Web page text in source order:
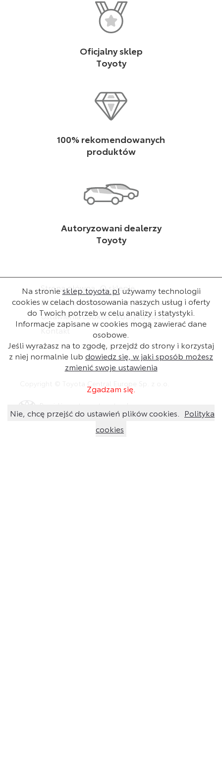
Oficjalny sklep
Toyoty
100% rekomendowanych
produktów
Autoryzowani dealerzy
Toyoty
Strona główna O sklepie
Dla dealera Baza wiedzy Regulamin
Ustawienia cookies Polityka cookies
Kontakt
Na stroniesklep.toyota.pl używamy technologii
cookies w celach dostosowania naszych usług i oferty
do Twoich potrzeb w celu analizy i statystyki.
Informacje zapisane w cookies mogą zawierać dane
osobowe.
Jeśli wyrażasz na to zgodę, przejdź do strony i korzystaj
z niej normalnie lub dowiedz się, w jaki sposób możesz
zmienić swoje ustawienia
Zgadzam się.
Nie, chcę przejść do ustawień plików cookies.
Polityka
cookies